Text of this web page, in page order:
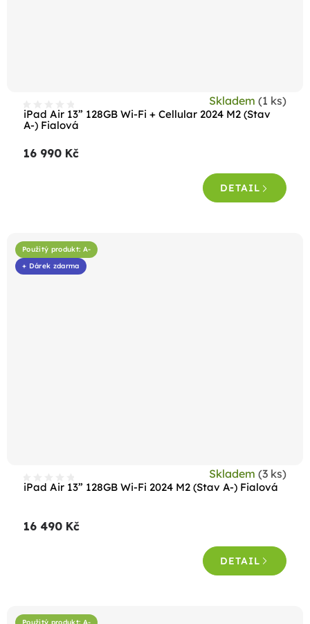
iPad Air 13” 128GB Wi-Fi + Cellular 2024 M2 (Stav
A-) Fialová
Skladem (1 ks)
16 990 Kč
DETAIL
Použitý produkt: A-
+ Dárek zdarma
iPad Air 13” 128GB Wi-Fi 2024 M2 (Stav A-) Fialová
Skladem (3 ks)
16 490 Kč
DETAIL
Použitý produkt: A-